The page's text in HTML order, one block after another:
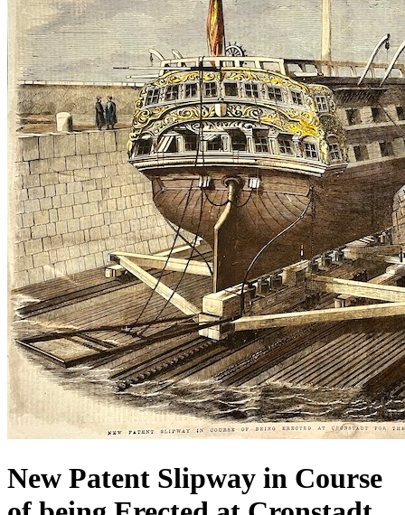
New Patent Slipway in Course